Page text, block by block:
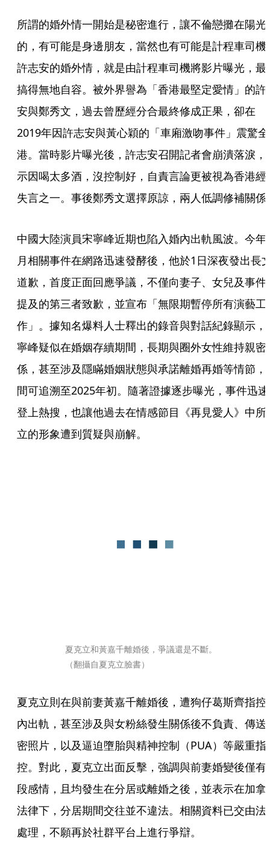
所謂的婚外情一開始是秘密進行，讓不倫戀攤在陽光
的，有可能是身邊朋友，當然也有可能是計程車司機
許志安的婚外情，就是由計程車司機將影片曝光，最
搞得無地自容。被外界譽為「香港最堅定愛情」的許
安與鄭秀文，過去曾歷經分合最終修成正果，卻在
2019年因許志安與黃心穎的「車廂激吻事件」震驚全
港。當時影片曝光後，許志安召開記者會崩潰落淚，
示因喝太多酒，沒控制好，自責言論更被視為香港經
失言之一。事後鄭秀文選擇原諒，兩人低調修補關係
中國大陸演員宋寧峰近期也陷入婚內出軌風波。今年
月相關事件在網路迅速發酵後，他於1日深夜發出長
道歉，首度正面回應爭議，不僅向妻子、女兒及事件
提及的第三者致歉，並宣布「無限期暫停所有演藝工
作」。據知名爆料人士釋出的錄音與對話紀錄顯示，
寧峰疑似在婚姻存續期間，長期與圈外女性維持親密
係，甚至涉及隱瞞婚姻狀態與承諾離婚再婚等情節，
間可追溯至2025年初。隨著證據逐步曝光，事件迅速
登上熱搜，也讓他過去在情感節目《再見愛人》中所
立的形象遭到質疑與崩解。
夏克立和黃嘉千離婚後，爭議還是不斷。
（翻攝自夏克立臉書）
夏克立則在與前妻黃嘉千離婚後，遭狗仔葛斯齊指控
內出軌，甚至涉及與女粉絲發生關係後不負責、傳送
密照片，以及逼迫墮胎與精神控制（PUA）等嚴重指
控。對此，夏克立出面反擊，強調與前妻婚變後僅有
段感情，且均發生在分居或離婚之後，並表示在加拿
法律下，分居期間交往並不違法。相關資料已交由法
處理，不願再於社群平台上進行爭辯。